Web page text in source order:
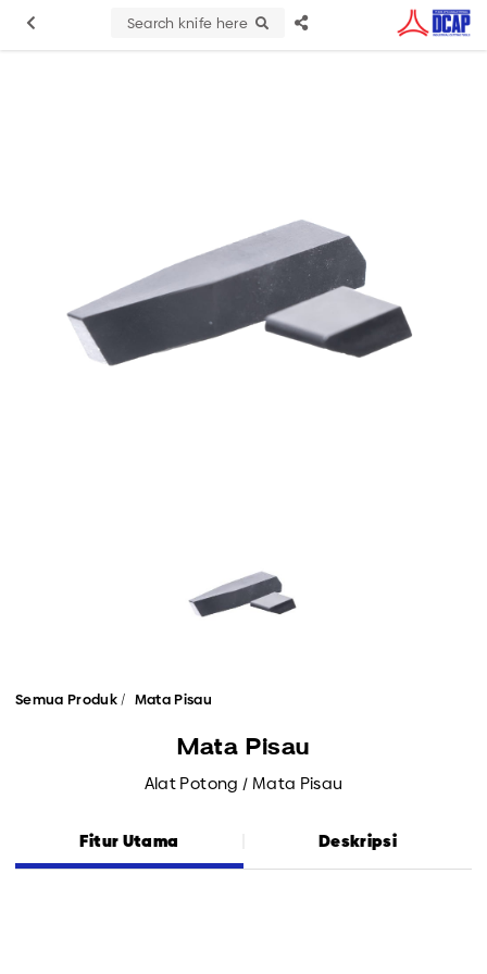
Search knife here
Semua Produk Mata Pisau
Mata Pisau
Alat Potong / Mata Pisau
Fitur Utama Deskripsi